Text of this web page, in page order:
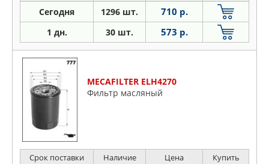
Сегодня 1296 шт. 710 р.
1 дн. 30 шт. 573 р.
MECAFILTER ELH4270
Фильтр масляный
Срок поставки Наличие Цена Купить